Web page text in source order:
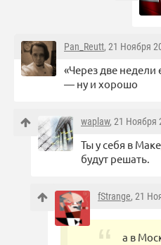
Pan_Reutt, 21 Ноября
«Через две недели
— ну и хорошо
waplaw, 21 Ноября
Ты у себя в
будут решать.
fStrange, 21
а в